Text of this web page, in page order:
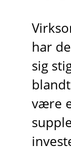
har
sig
være